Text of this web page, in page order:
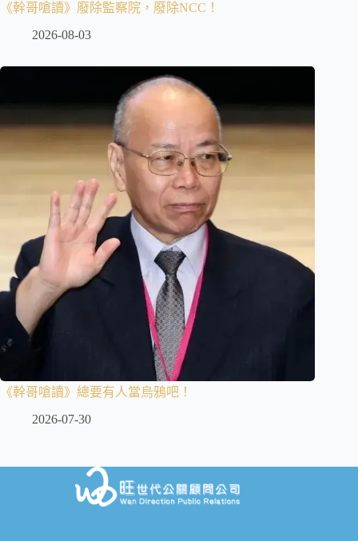
《幹哥嗆讀》廢除監察院，廢除NCC！
2026-08-03
《幹哥嗆讀》總要有人當烏鴉吧！
2026-07-30